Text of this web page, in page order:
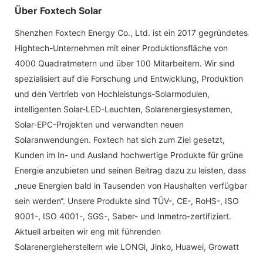
Über Foxtech Solar
Shenzhen Foxtech Energy Co., Ltd. ist ein 2017 gegründetes
Hightech-Unternehmen mit einer Produktionsfläche von
4000 Quadratmetern und über 100 Mitarbeitern. Wir sind
spezialisiert auf die Forschung und Entwicklung, Produktion
und den Vertrieb von Hochleistungs-Solarmodulen,
intelligenten Solar-LED-Leuchten, Solarenergiesystemen,
Solar-EPC-Projekten und verwandten neuen
Solaranwendungen. Foxtech hat sich zum Ziel gesetzt,
Kunden im In- und Ausland hochwertige Produkte für grüne
Energie anzubieten und seinen Beitrag dazu zu leisten, dass
„neue Energien bald in Tausenden von Haushalten verfügbar
sein werden“. Unsere Produkte sind TÜV-, CE-, RoHS-, ISO
9001-, ISO 4001-, SGS-, Saber- und Inmetro-zertifiziert.
Aktuell arbeiten wir eng mit führenden
Solarenergieherstellern wie LONGi, Jinko, Huawei, Growatt